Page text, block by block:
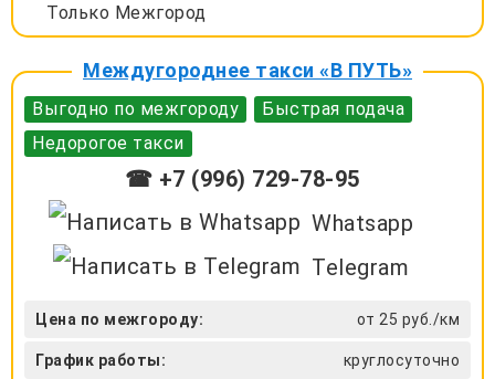
Только Межгород
Междугороднее такси «В ПУТЬ»
Выгодно по межгороду
Быстрая подача
Недорогое такси
☎ +7 (996) 729-78-95
Whatsapp
Telegram
Цена по межгороду: от 25 руб./км
График работы: круглосуточно